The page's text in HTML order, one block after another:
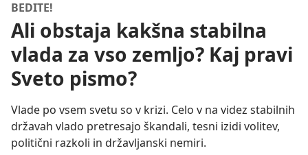
BEDITE!
Ali obstaja kakšna stabilna
vlada za vso zemljo? Kaj pravi
Sveto pismo?
Vlade po vsem svetu so v krizi. Celo v na videz stabilnih
državah vlado pretresajo škandali, tesni izidi volitev,
politični razkoli in državljanski nemiri.